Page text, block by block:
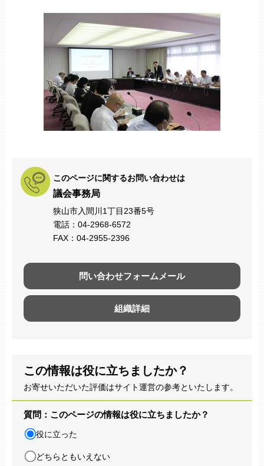
このページに関するお問い合わせは
議会事務局
狭山市入間川1丁目23番5号
電話：04-2968-6572
FAX：04-2955-2396
問い合わせフォームメール
組織詳細
この情報は役に立ちましたか？
お寄せいただいた評価はサイト運営の参考といたします。
質問：このページの情報は役に立ちましたか？
役に立った
どちらともいえない